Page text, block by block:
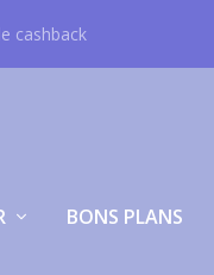
cashback
BONS PLANS